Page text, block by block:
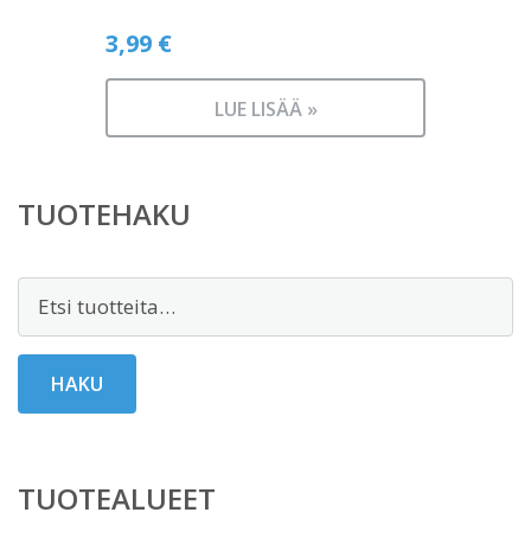
3,99 €
LUE LISÄÄ »
TUOTEHAKU
Etsi:
HAKU
TUOTEALUEET